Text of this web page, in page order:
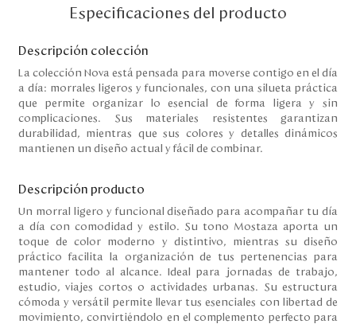
Servicio al cliente
Nuestras Tiendas
Costa Rica
Panamá
USA
Venezuela
Especificaciones del producto
Descripción colección
La colección Nova está pensada para moverse contigo en el día
a día: morrales ligeros y funcionales, con una silueta práctica
que permite organizar lo esencial de forma ligera y sin
complicaciones. Sus materiales resistentes garantizan
durabilidad, mientras que sus colores y detalles dinámicos
mantienen un diseño actual y fácil de combinar.
Descripción producto
Un morral ligero y funcional diseñado para acompañar tu día
a día con comodidad y estilo. Su tono Mostaza aporta un
toque de color moderno y distintivo, mientras su diseño
práctico facilita la organización de tus pertenencias para
mantener todo al alcance. Ideal para jornadas de trabajo,
estudio, viajes cortos o actividades urbanas. Su estructura
cómoda y versátil permite llevar tus esenciales con libertad de
movimiento, convirtiéndolo en el complemento perfecto para